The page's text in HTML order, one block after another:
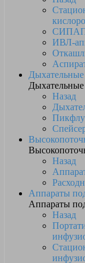
СИПАП
ИВЛ-
Назад
Назад
Аппараты
Аппараты
Назад